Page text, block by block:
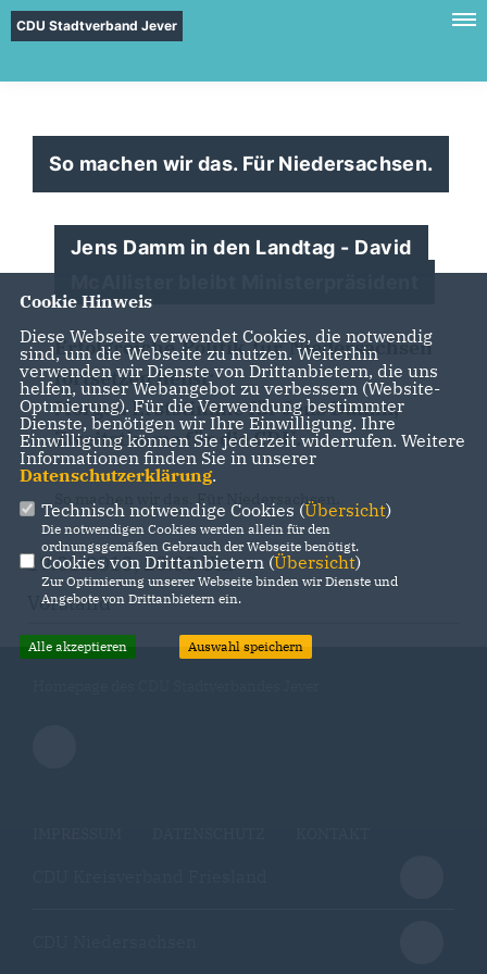
CDU Stadtverband Jever
So machen wir das. Für Niedersachsen.
Jens Damm in den Landtag - David
Erfolgreiche Politik für Niedersachsen
fortsetzen heißt:
Morgen Erststimme für Jens Damm,
Zweitstimme für die CDU.
So machen wir das. Für Niedersachsen.
19.01.2013, 20:00 Uhr
Vorstand
Cookie Hinweis
Diese Webseite verwendet Cookies, die notwendig
sind, um die Webseite zu nutzen. Weiterhin
verwenden wir Dienste von Drittanbietern, die uns
helfen, unser Webangebot zu verbessern (Website-
Optmierung). Für die Verwendung bestimmter
Dienste, benötigen wir Ihre Einwilligung. Ihre
Einwilligung können Sie jederzeit widerrufen. Weitere
Informationen finden Sie in unserer
Datenschutzerklärung.
Technisch notwendige Cookies (Übersicht)
Die notwendigen Cookies werden allein für den
ordnungsgemäßen Gebrauch der Webseite benötigt.
Cookies von Drittanbietern (Übersicht)
Zur Optimierung unserer Webseite binden wir Dienste und
Angebote von Drittanbietern ein.
Alle akzeptieren Auswahl speichern